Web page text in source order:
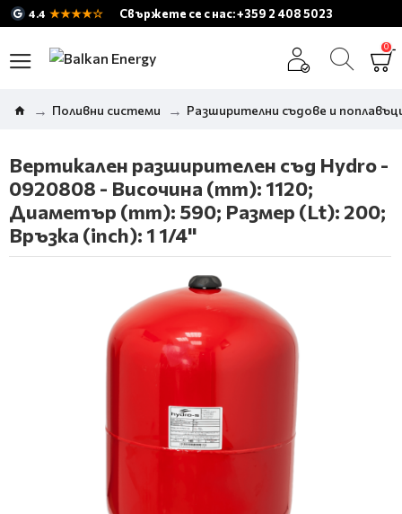
4.4 ★★★★☆ Свържете се с нас: +359 2 408 5023
0
Поливни системи Разширителни съдове и
Вертикален разширителен съд Hydro -
0920808 - Височина (mm): 1120;
Диаметър (mm): 590; Размер (Lt): 200;
Връзка (inch): 1 1/4"